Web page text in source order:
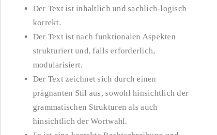
Der Text ist inhaltlich und sachlich-logisch
korrekt.
Der Text ist nach funktionalen Aspekten
strukturiert und, falls erforderlich,
modularisiert.
Der Text zeichnet sich durch einen
prägnanten Stil aus, sowohl hinsichtlich der
grammatischen Strukturen als auch
hinsichtlich der Wortwahl.